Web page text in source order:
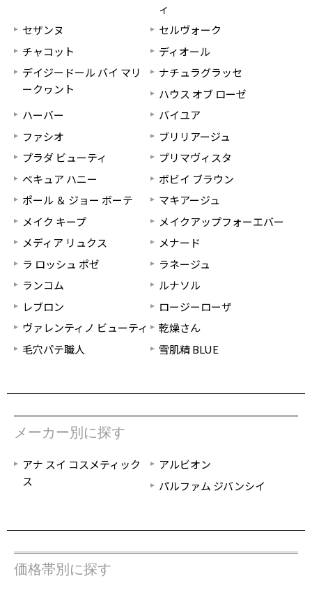
ィ
セザンヌ
セルヴォーク
チャコット
ディオール
デイジードール バイ マリ
ークヮント
ナチュラグラッセ
ハウス オブ ローゼ
ハーバー
バイユア
ファシオ
ブリリアージュ
プラダ ビューティ
プリマヴィスタ
ベキュア ハニー
ボビイ ブラウン
ポール ＆ ジョー ボーテ
マキアージュ
メイク キープ
メイクアップフォーエバー
メディア リュクス
メナード
ラ ロッシュ ポゼ
ラネージュ
ランコム
ルナソル
レブロン
ロージーローザ
ヴァレンティノ ビューティ
乾燥さん
毛穴パテ職人
雪肌精 BLUE
メーカー別に探す
アナ スイ コスメティック
ス
アルビオン
パルファム ジバンシイ
価格帯別に探す